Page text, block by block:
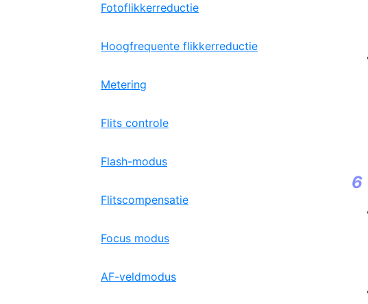
Fotoflikkerreductie
Hoogfrequente flikkerreductie
Metering
Flits controle
Flash-modus
Flitscompensatie
Focus modus
AF-veldmodus